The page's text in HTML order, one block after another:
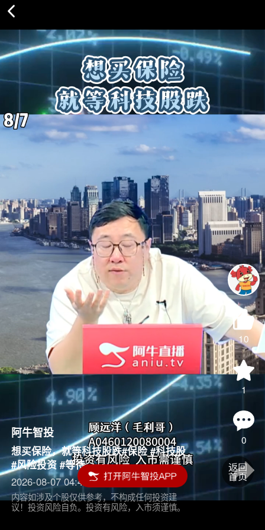
10
1
0
阿牛智投
想买保险，就等科技股跌#保险 #科技股
#风险投资 #等待
2026-08-07 04:45
内容如涉及个股仅供参考，不构成任何投资建
议！投资风险自负。投资有风险，入市须谨慎。